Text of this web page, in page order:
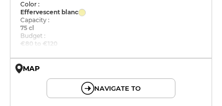
Color :
Effervescent blanc
Capacity :
75 cl
Budget :
€80 to €120
MAP
NAVIGATE TO